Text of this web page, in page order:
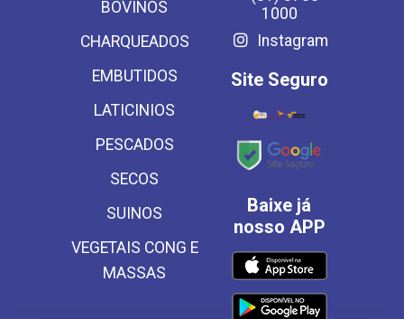
BOVINOS
CHARQUEADOS
EMBUTIDOS
LATICINIOS
PESCADOS
SECOS
SUINOS
VEGETAIS CONG E
MASSAS
1000
Instagram
Site Seguro
Baixe já
nosso APP